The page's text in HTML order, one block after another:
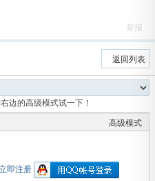
举报
返回列表
边的高级模式试一下！
高级模式
即注册